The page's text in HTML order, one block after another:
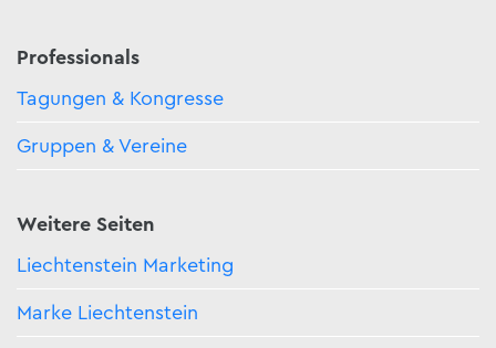
Professionals
Tagungen & Kongresse
Gruppen & Vereine
Weitere Seiten
Liechtenstein Marketing
Marke Liechtenstein